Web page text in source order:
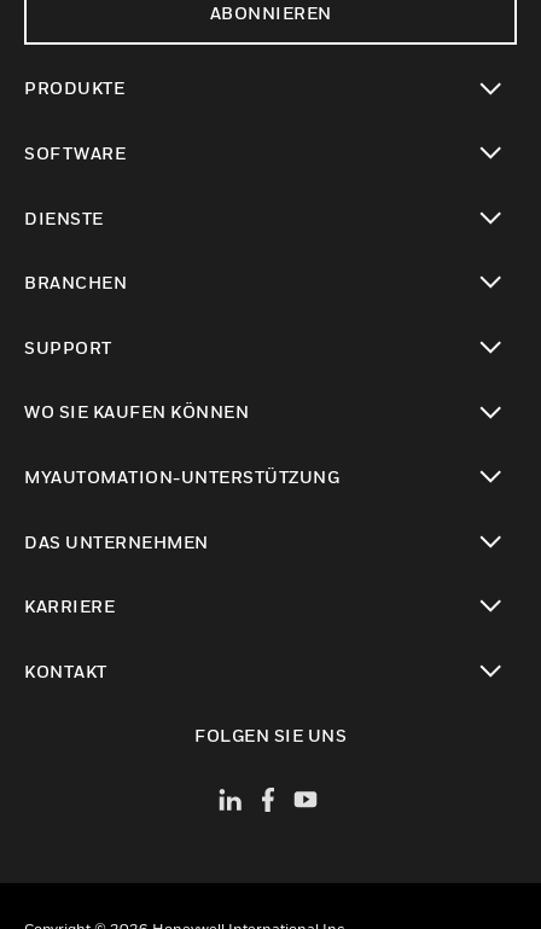
ABONNIEREN
PRODUKTE
SOFTWARE
DIENSTE
BRANCHEN
SUPPORT
WO SIE KAUFEN KÖNNEN
MYAUTOMATION-UNTERSTÜTZUNG
DAS UNTERNEHMEN
KARRIERE
KONTAKT
FOLGEN SIE UNS